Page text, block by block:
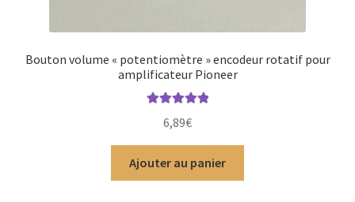
Bouton volume « potentiomètre » encodeur rotatif pour
amplificateur Pioneer
6,89€
Ajouter au panier